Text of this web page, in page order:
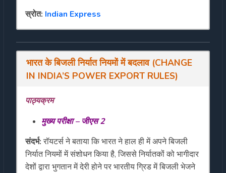
स्रोत: Indian Express
भारत के बिजली निर्यात नियमों में बदलाव(CHANGE
IN INDIA’S POWER EXPORT RULES)
पाठ्यक्रम
मुख्य परीक्षा–जीएस2
संदर्भ:रॉयटर्स ने बताया कि भारत ने हाल ही में अपने बिजली
निर्यात नियमों में संशोधन किया है, जिससे निर्यातकों को भागीदार
देशों द्वारा भुगतान में देरी होने पर भारतीय ग्रिड में बिजली भेजने